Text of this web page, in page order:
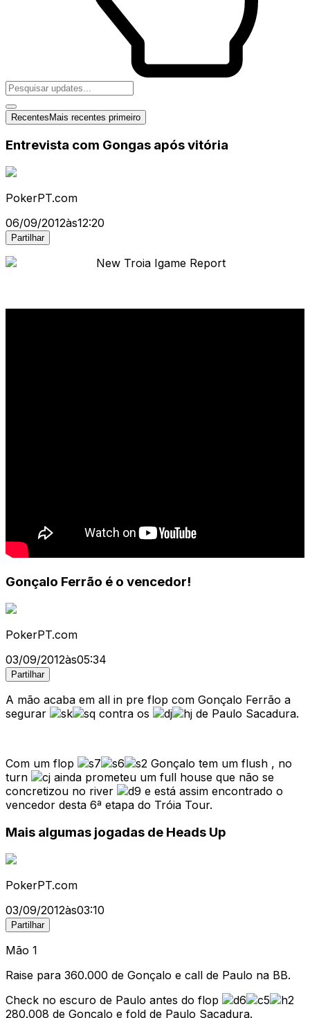
RecentesMais recentes primeiro
Entrevista com Gongas após vitória
PokerPT.com
06/09/2012às12:20
Partilhar
Gonçalo Ferrão é o vencedor!
PokerPT.com
03/09/2012às05:34
Partilhar
A mão acaba em all in pre flop com Gonçalo Ferrão a
segurar
contra os de Paulo Sacadura.
Com um flop
Gonçalo tem um flush , no
turn
ainda prometeu um full house que não se
concretizou no river
e está assim encontrado o
vencedor desta 6ª etapa do Tróia Tour.
Mais algumas jogadas de Heads Up
PokerPT.com
03/09/2012às03:10
Partilhar
Mão 1
Raise para 360.000 de Gonçalo e call de Paulo na BB.
Check no escuro de Paulo antes do flop
280.008 de Gonçalo e fold de Paulo Sacadura.